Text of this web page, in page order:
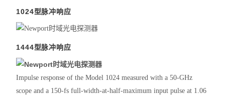
1024型脉冲响应
1444型脉冲响应
Impulse response of the Model 1024 measured with a 50-GHz
scope and a 150-fs full-width-at-half-maximum input pulse at 1.06